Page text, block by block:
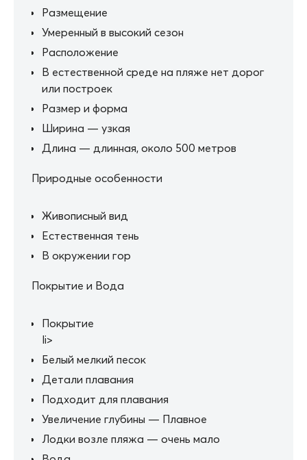
Размещение
Умеренный в высокий сезон
Расположение
В естественной среде на пляже нет дорог
или построек
Размер и форма
Ширина — узкая
Длина — длинная, около 500 метров
Природные особенности
Живописный вид
Естественная тень
В окружении гор
Покрытие и Вода
Покрытие
li>
Белый мелкий песок
Детали плавания
Подходит для плавания
Увеличение глубины — Плавное
Лодки возле пляжа — очень мало